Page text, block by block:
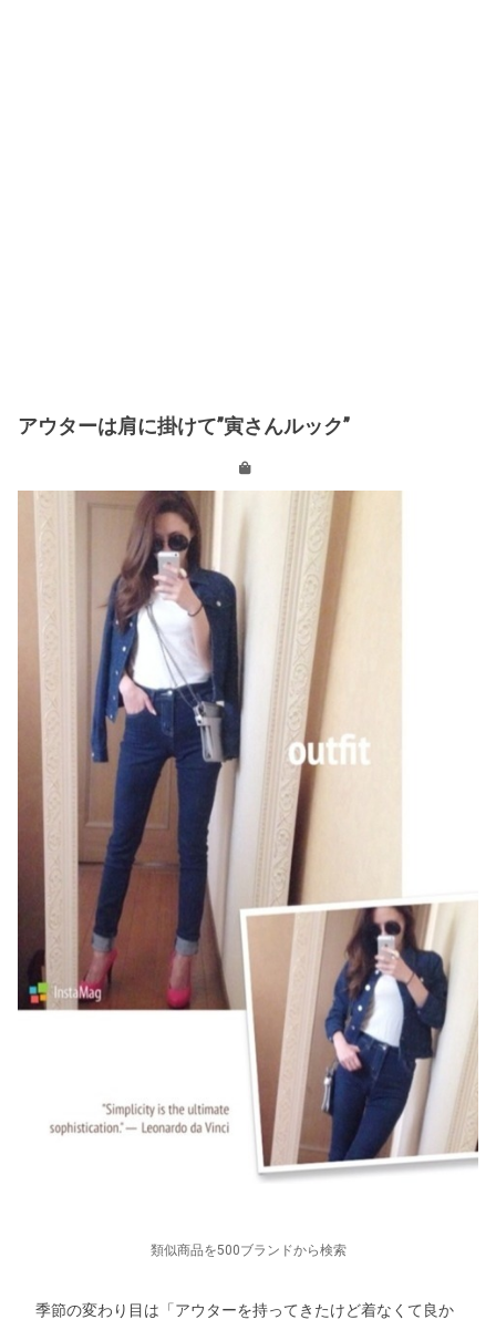
アウターは肩に掛けて”寅さんルック”
類似商品を500ブランドから検索
季節の変わり目は「アウターを持ってきたけど着なくて良か